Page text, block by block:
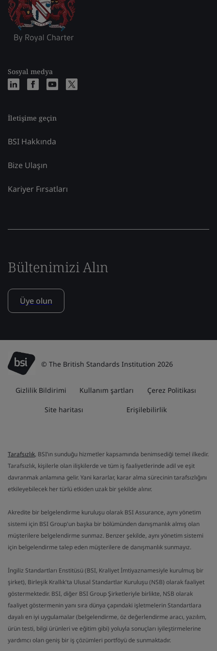
Sosyal medya
İletişime geçin
BSI Hakkında
Bize Ulaşın
Kariyer Fırsatları
Bültenimizi Alın
Üye olun
© The British Standards Institution 2026
Gizlilik Bildirimi Kullanım şartları Çerez Politikası
Site haritası Erişilebilirlik
Tarafsızlık, BSI’ın sunduğu hizmetler kapsamında benimsediği temel ilkedir.
Tarafsızlık, kişilerle olan ilişkilerde ve tüm iş faaliyetlerinde adil ve eşit
davranmak anlamına gelir. Yani kararlar, karar alma sürecinin tarafsızlığını
etkileyebilecek her türlü etkiden uzak bir şekilde alınır.
Akredite bir belgelendirme kuruluşu olarak BSI Assurance, aynı yönetim
sistemi için BSI Group'un başka bir bölümünden danışmanlık almış olan
müşterilere belgelendirme sunmaz. Benzer şekilde, aynı yönetim sistemi
için belgelendirme talep eden müşterilere de danışmanlık sunmayız.
İngiliz Standartları Enstitüsü (BSI, Kraliyet İmtiyaznamesiyle kurulmuş bir
şirket), Birleşik Krallık'ta Ulusal Standartlar Kuruluşu (NSB) olarak faaliyet
göstermektedir. BSI, diğer BSI Group Şirketleriyle birlikte, NSB olarak
faaliyet göstermenin yanı sıra dünya çapındaki işletmelerin Standartlara
dayalı en iyi uygulamalar (belgelendirme, öz değerlendirme aracı, yazılım,
ürün testi, bilgi ürünleri ve eğitim gibi) yoluyla sonuçları iyileştirmelerine
yardımcı olan geniş bir iş çözümleri portföyü de sunmaktadır.